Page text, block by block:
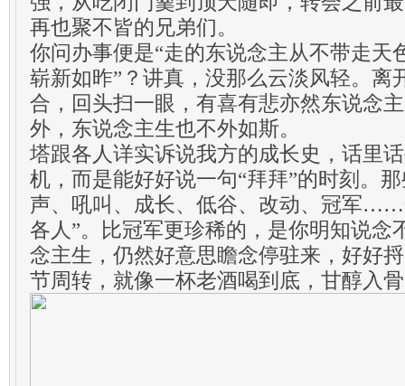
再也聚不皆的兄弟们。
你问办事便是“走的东说念主从不带走天
崭新如昨”？讲真，没那么云淡风轻。离
合，回头扫一眼，有喜有悲亦然东说念
外，东说念主生也不外如斯。
塔跟各人详实诉说我方的成长史，话里
机，而是能好好说一句“拜拜”的时刻。
声、吼叫、成长、低谷、改动、冠军
各人”。比冠军更珍稀的，是你明知说念
念主生，仍然好意思瞻念停驻来，好好
节周转，就像一杯老酒喝到底，甘醇入